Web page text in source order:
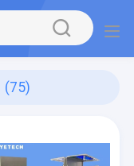
(75)